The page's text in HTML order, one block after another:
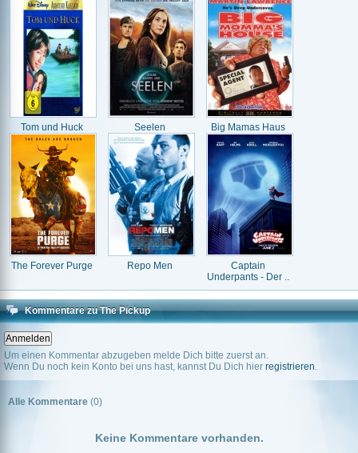
Tom und Huck Seelen Big Mamas Haus
The Forever Purge Repo Men
Captain
Underpants - Der ..
Kommentare zu The Pickup
Um einen Kommentar abzugeben melde Dich bitte zuerst an.
Wenn Du noch kein Konto bei uns hast, kannst Du Dich hier registrieren.
Alle Kommentare (0)
Keine Kommentare vorhanden.